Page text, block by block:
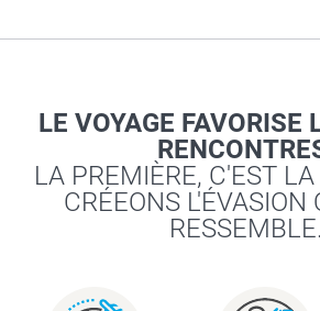
LE VOYAGE FAVORISE
LA PREMIÈRE, C'EST
CRÉEONS L'ÉVASION
RESSEMBLE.